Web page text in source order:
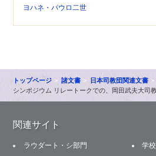
ヨハネ・パウロ二世
トップページ 諸文書 日本司教団関連文書
シンポジウム リレートークでの、岡田武夫大司
関連サイト
ラウダート・シ部門
学